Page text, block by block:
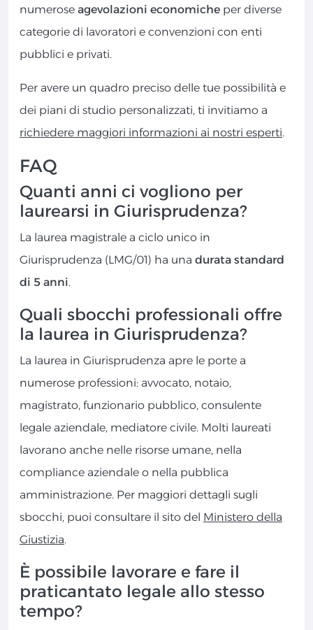
numerose agevolazioni economiche per diverse
categorie di lavoratori e convenzioni con enti
pubblici e privati.
Per avere un quadro preciso delle tue possibilità e
dei piani di studio personalizzati, ti invitiamo a
richiedere maggiori informazioni ai nostri esperti.
FAQ
Quanti anni ci vogliono per
laurearsi in Giurisprudenza?
La laurea magistrale a ciclo unico in
Giurisprudenza (LMG/01) ha una durata standard
di 5 anni.
Quali sbocchi professionali offre
la laurea in Giurisprudenza?
La laurea in Giurisprudenza apre le porte a
numerose professioni: avvocato, notaio,
magistrato, funzionario pubblico, consulente
legale aziendale, mediatore civile. Molti laureati
lavorano anche nelle risorse umane, nella
compliance aziendale o nella pubblica
amministrazione. Per maggiori dettagli sugli
sbocchi, puoi consultare il sito del Ministero della
Giustizia.
È possibile lavorare e fare il
praticantato legale allo stesso
tempo?